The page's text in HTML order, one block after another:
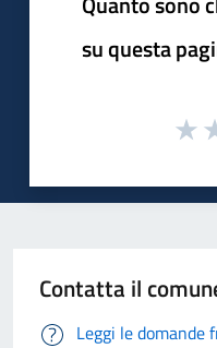
su questa
Contatta il
Leggi le domande